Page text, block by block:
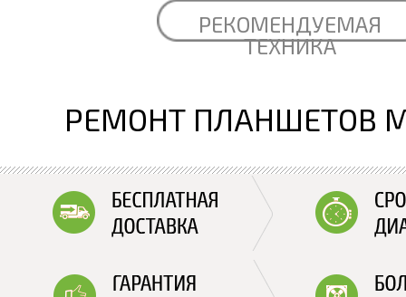
РЕКОМЕНДУЕМАЯ
ТЕХНИКА
РЕМОНТ ПЛАНШЕТОВ